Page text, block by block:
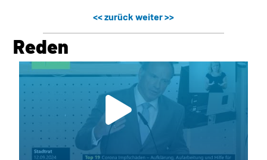
<< zurück weiter >>
Reden